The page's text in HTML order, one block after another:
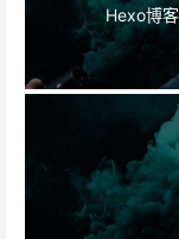
Hexo博